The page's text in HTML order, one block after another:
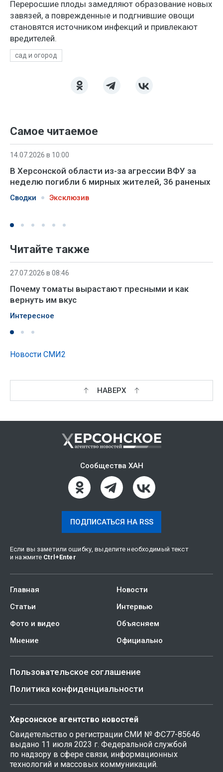
Переросшие плоды замедляют образование новых
завязей, а поврежденные и подгнившие овощи
становятся источником инфекций и привлекают
вредителей.
сад и огород
Самое читаемое
14.07.2026 в 10:00
В Херсонской области из-за агрессии ВФУ за
неделю погибли 6 мирных жителей, 36 раненых
Сводки Эксклюзив
Читайте также
27.07.2026 в 08:46
Почему томаты вырастают пресными и как
вернуть им вкус
Интересное
Новости СМИ2
НАВЕРХ
Сообщества ХАН
ПОДПИСАТЬСЯ НА RSS
Если вы заметили ошибку, выделите необходимый текст
и нажмите Ctrl +Enter
Главная
Новости
Статьи
Интервью
Фото и видео
Объясняем
Мнение
Официально
Пользовательское соглашение
Политика конфиденциальности
Херсонское агентство новостей
Свидетельство о регистрации СМИ № ФС77-85646
выдано 11 июля 2023 г. Федеральной службой
по надзору в сфере связи, информационных
технологий и массовых коммуникаций.